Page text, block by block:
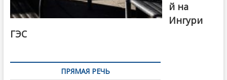
й на
Ингури
ГЭС
ПРЯМАЯ РЕЧЬ